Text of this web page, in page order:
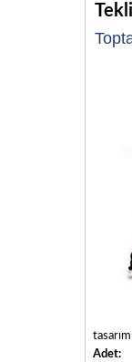
Adet: